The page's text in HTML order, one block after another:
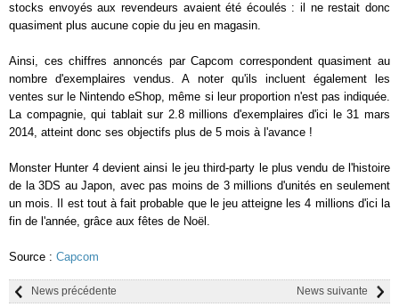
stocks envoyés aux revendeurs avaient été écoulés : il ne restait donc
quasiment plus aucune copie du jeu en magasin.
Ainsi, ces chiffres annoncés par Capcom correspondent quasiment au
nombre d'exemplaires vendus. A noter qu'ils incluent également les
ventes sur le Nintendo eShop, même si leur proportion n'est pas indiquée.
La compagnie, qui tablait sur 2.8 millions d'exemplaires d'ici le 31 mars
2014, atteint donc ses objectifs plus de 5 mois à l'avance !
Monster Hunter 4 devient ainsi le jeu third-party le plus vendu de l'histoire
de la 3DS au Japon, avec pas moins de 3 millions d'unités en seulement
un mois. Il est tout à fait probable que le jeu atteigne les 4 millions d'ici la
fin de l'année, grâce aux fêtes de Noël.
Source : Capcom
News suivante
News précédente